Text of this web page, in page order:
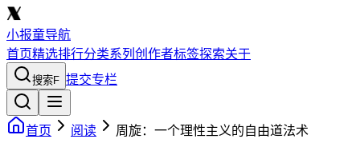
小报童导航
首页精选排行分类系列 创作者标签探索关于
搜索F 提交专栏
首页 阅读 周旋：一个理性主义的自由道法术